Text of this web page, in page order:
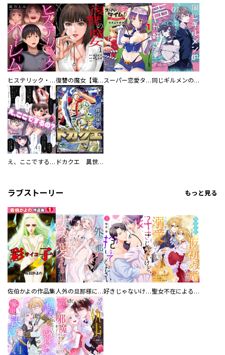
ヒステリック・ハーレム～搾られる男と堕ちる女～【電子単行本版】 復讐の魔女【電子単行本版】 スーパー恋愛タイム！～現場でドＳな彼女は自宅でデレる～ 同じギルメンの声が好き
え、ここでするの？ アイドルのファンが知らない日常 ドカクエ 異世界ドカコッククエスト
ラブストーリー もっと見る
佐伯かよの作品集 人外の旦那様に娶られ毎晩ナカまで愛される…。アンソロジー 好きじゃないけど、抱いてください【電子単行本版／特典おまけ付き】 聖女不在による仮初め婚なのに、不器用な王太子に溺愛されています【電子単行本版／特典おまけ付き】